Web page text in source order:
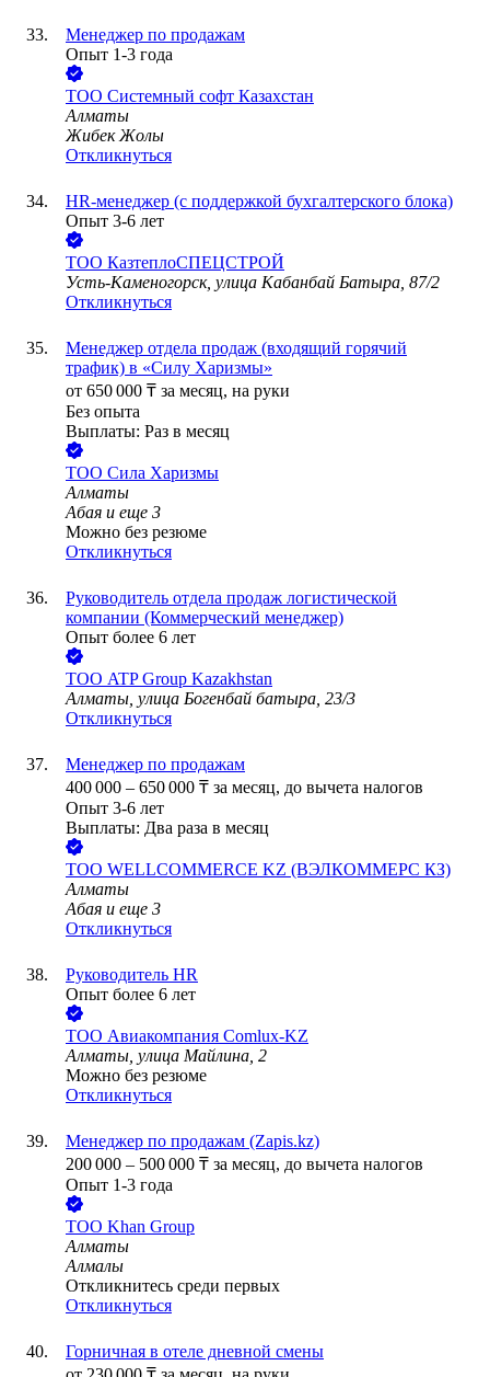
Менеджер по продажам
Опыт 1-3 года
ТОО Системный софт Казахстан
Алматы
Жибек Жолы
Откликнуться
HR-менеджер (с поддержкой бухгалтерского блока)
Опыт 3-6 лет
ТОО КазтеплоСПЕЦСТРОЙ
Усть-Каменогорск, улица Кабанбай Батыра, 87/2
Откликнуться
Менеджер отдела продаж (входящий горячий
трафик) в «Силу Харизмы»
от 650 000 ₸ за месяц, на руки
Без опыта
Выплаты: Раз в месяц
ТОО Сила Харизмы
Алматы
Абая и еще 3
Можно без резюме
Откликнуться
Руководитель отдела продаж логистической
компании (Коммерческий менеджер)
Опыт более 6 лет
ТОО ATP Group Kazakhstan
Алматы, улица Богенбай батыра, 23/3
Откликнуться
Менеджер по продажам
400 000 – 650 000 ₸ за месяц, до вычета налогов
Опыт 3-6 лет
Выплаты: Два раза в месяц
ТОО WELLCOMMERCE KZ (ВЭЛКОММЕРС КЗ)
Алматы
Абая и еще 3
Откликнуться
Руководитель HR
Опыт более 6 лет
ТОО Авиакомпания Comlux-KZ
Алматы, улица Майлина, 2
Можно без резюме
Откликнуться
Менеджер по продажам (Zapis.kz)
200 000 – 500 000 ₸ за месяц, до вычета налогов
Опыт 1-3 года
ТОО Khan Group
Алматы
Алмалы
Откликнитесь среди первых
Откликнуться
Горничная в отеле дневной смены